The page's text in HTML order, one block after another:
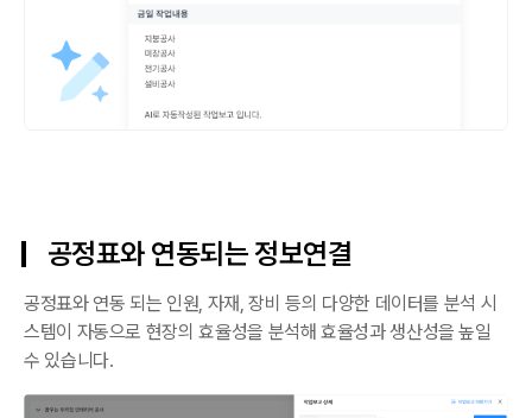
공정표와 연동되는 정보연결
공정표와 연동 되는 인원, 자재, 장비 등의 다양한 데이터를 분석 시
스템이 자동으로 현장의 효율성을 분석해 효율성과 생산성을 높일
수 있습니다.